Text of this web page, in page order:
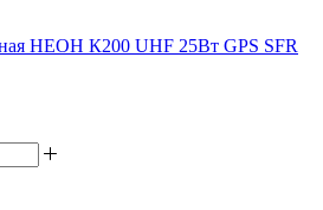
НЕОН К200 UHF 25Вт GPS SFR